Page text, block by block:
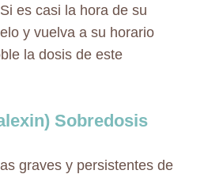
es casi la hora de su
y vuelva a su horario
la dosis de este
Sobredosis
graves y persistentes de